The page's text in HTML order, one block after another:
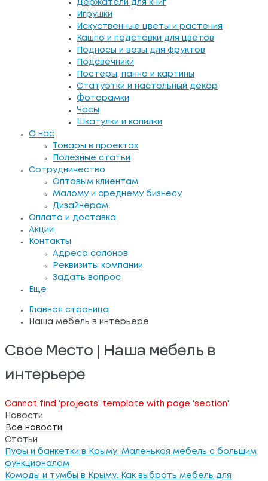
Держатели для книг
Игрушки
Искуственные цветы и растения
Кашпо и подставки для цветов
Подносы и вазы для фруктов
Подсвечники
Постеры, панно и картины
Статуэтки и настольный декор
Фоторамки
Часы
Шкатулки и копилки
О нас
Товары в проектах
Полезные статьи
Сотрудничество
Оптовым клиентам
Малому и среднему бизнесу
Дизайнерам
Оплата и доставка
Акции
Контакты
Адреса салонов
Реквизиты компании
Задать вопрос
Еще
Главная страница
Наша мебель в интерьере
Свое Место | Наша мебель в
интерьере
Cannot find 'projects' template with page 'section'
Новости
Все новости
Статьи
Пуфы и банкетки в Крыму: Маленькая мебель с большим
функционалом
Комоды и тумбы в Крыму: Как выбрать мебель для